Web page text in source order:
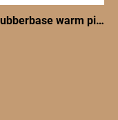
|PNSRBsparklewhite7
PNS Rubberbase warm pink 7 ml